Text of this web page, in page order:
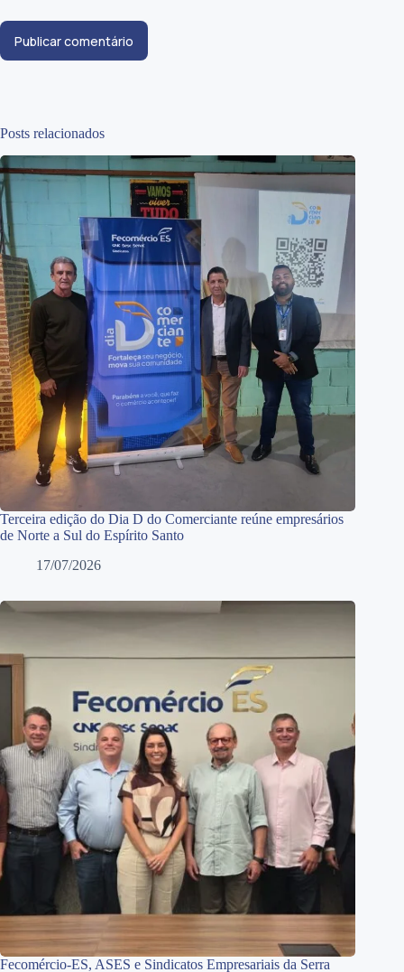
Publicar comentário
Posts relacionados
Terceira edição do Dia D do Comerciante reúne empresários
de Norte a Sul do Espírito Santo
17/07/2026
Fecomércio-ES, ASES e Sindicatos Empresariais da Serra